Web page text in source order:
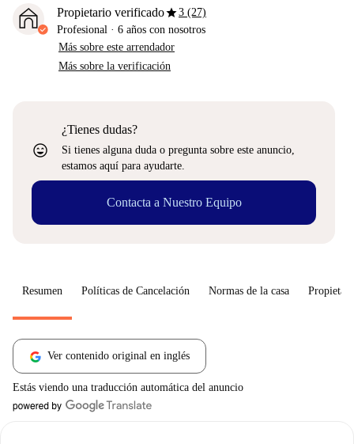
Propietario verificadostar3 (27)
Profesional · 6 años con nosotros
Más sobre este arrendador
Más sobre la verificación
sentiment_very_satisfied
¿Tienes dudas?
Si tienes alguna duda o pregunta sobre este anuncio,
estamos aquí para ayudarte.
Contacta a Nuestro Equipo
Resumen Políticas de Cancelación Normas de la casa
Ver contenido original en inglés
Estás viendo una traducción automática del anuncio